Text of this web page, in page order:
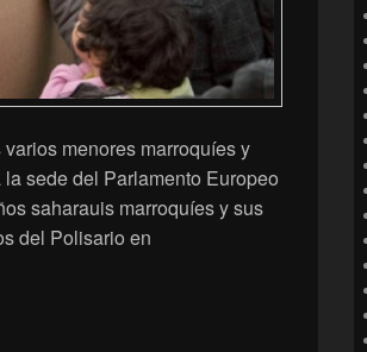
menores marroquíes y
sede del Parlamento Europeo
saharauis marroquíes y sus
del Polisario en
en solidaridad con los niños de Tinduf